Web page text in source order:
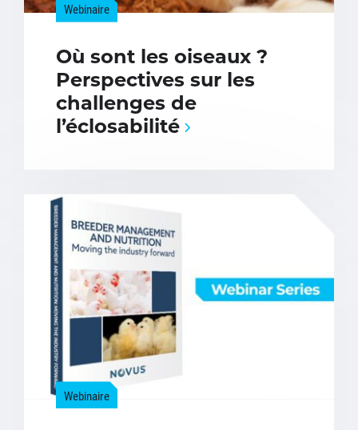
Webinaire
Où sont les oiseaux ?
Perspectives sur les
challenges de
l’éclosabilité
Webinaire